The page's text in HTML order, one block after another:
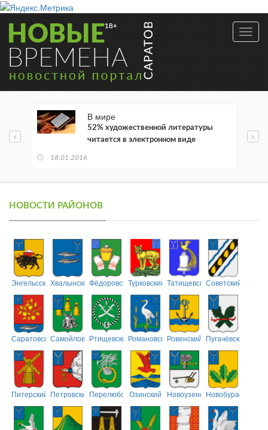
В мире
52% художественной литературы
читается в электронном виде
18.01.2016
НОВОСТИ РАЙОНОВ
ЭнгельсскийХвалынскийФёдоровскийТурковский ТатищевскийСоветский
СаратовскийСамойловскийРтищевскийРомановскийРовенский Пугачёвский
Питерский ПетровскийПерелюбскийОзинский НовоузенскийНовобурасский